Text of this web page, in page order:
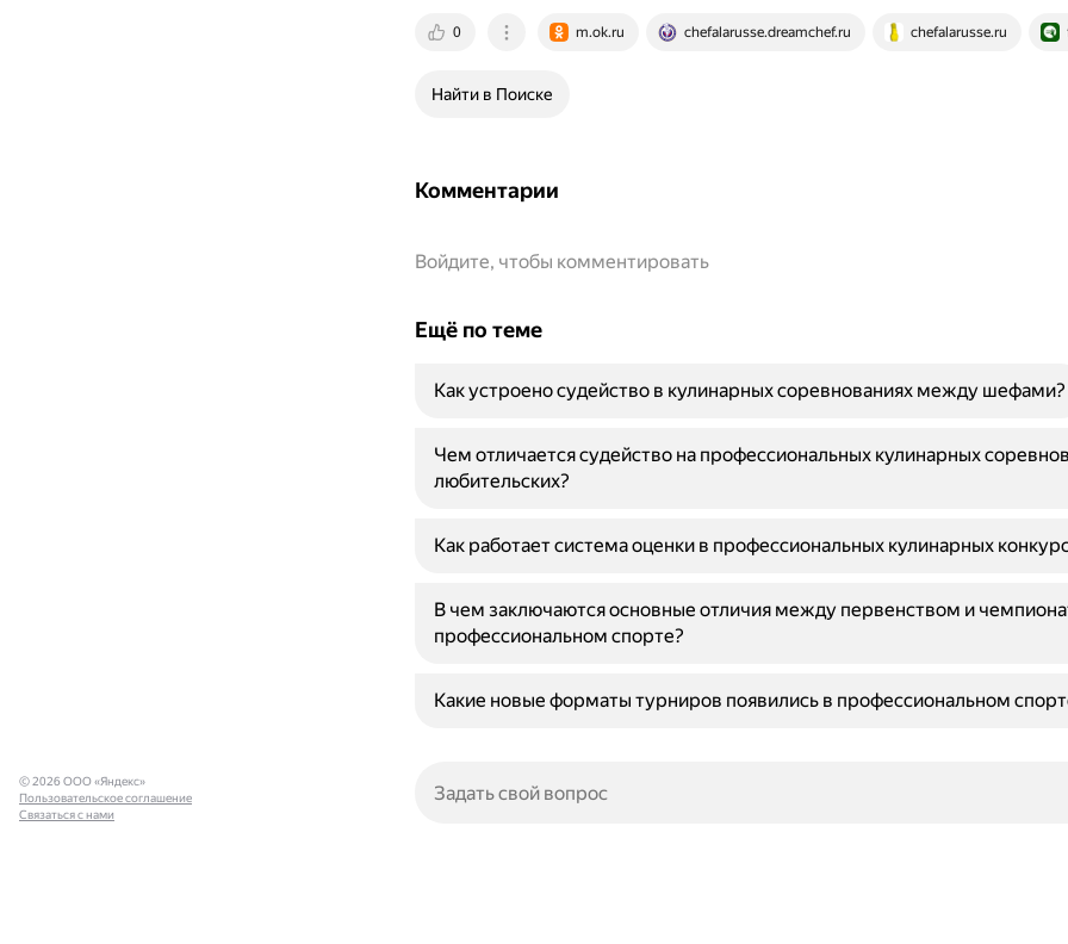
0 m.ok.ru chefalarusse.dreamchef.ru chefalarusse.ru
Найти в Поиске
Комментарии
Войдите, чтобы комментировать
Ещё по теме
Как устроено судейство в кулинарных соревнованиях между шефами?
Чем отличается судейство на профессиональных кулинарных
любительских?
Как работает система оценки в профессиональных кулинарных
В чем заключаются основные отличия между первенством и
профессиональном спорте?
Какие новые форматы турниров появились в профессиональном
© 2026 ООО «Яндекс»
Пользовательское соглашение
Связаться с нами